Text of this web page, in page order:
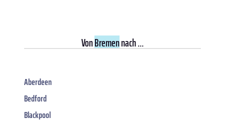
VonBremennach ...
Aberdeen
Bedford
Blackpool